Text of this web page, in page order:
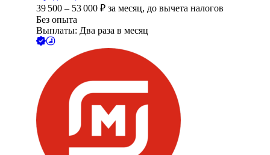
39 500 – 53 000 ₽ за месяц, до вычета налогов
Без опыта
Выплаты: Два раза в месяц